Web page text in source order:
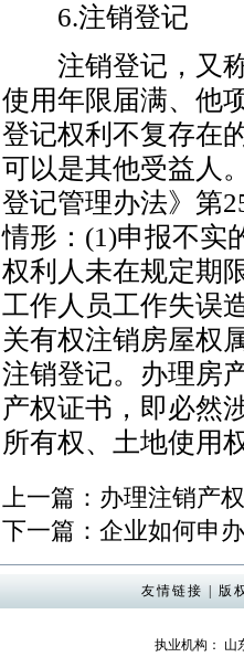
6.注销登记
注销登记，又称
使用年限届满、他
登记权利不复存在
可以是其他受益人
登记管理办法》第
情形：(1)申报不实
权利人未在规定期
工作人员工作失误
关有权注销房屋权
注销登记。办理房
产权证书，即必然
所有权、土地使用
上一篇： 办理注销产
下一篇： 企业如何申
友情链接 版
执业机构： 山